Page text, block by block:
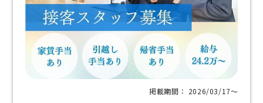
掲載期間： 2026/03/17〜